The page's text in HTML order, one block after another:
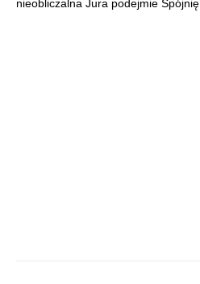
nieobliczalna Jura podejmie Spójnię.